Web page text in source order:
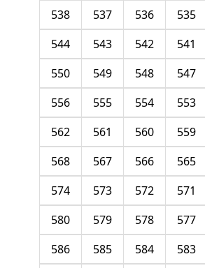
535
536
537
538
541
542
543
544
547
548
549
550
553
554
555
556
559
560
561
562
565
566
567
568
571
572
573
574
577
578
579
580
583
584
585
586